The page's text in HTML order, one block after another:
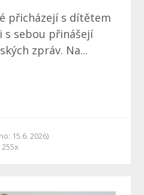
přicházejí s dítětem
s sebou přinášejí
zpráv. Na...
15.6. 2026)
255x